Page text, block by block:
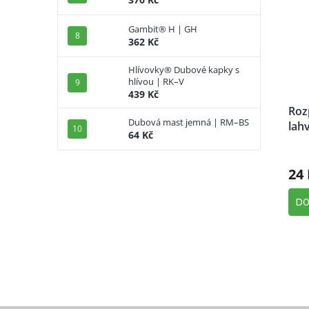
Gambit® H | GH
362 Kč
Hlívovky® Dubové kapky s
hlívou | RK–V
439 Kč
Dubová mast jemná | RM–BS
64 Kč
je
5,0
z
24